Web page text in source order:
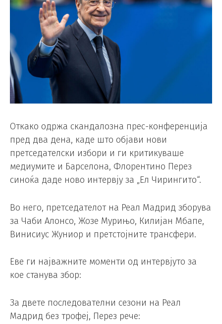
Откако одржа скандалозна прес-конференција
пред два дена, каде што објави нови
претседателски избори и ги критикуваше
медиумите и Барселона, Флорентино Перез
синоќа даде ново интервју за „Ел Чирингито“.
Во него, претседателот на Реал Мадрид зборува
за Чаби Алонсо, Жозе Мурињо, Килијан Мбапе,
Винисиус Жуниор и претстојните трансфери.
Еве ги најважните моменти од интервјуто за
кое станува збор:
За двете последователни сезони на Реал
Мадрид без трофеј, Перез рече: